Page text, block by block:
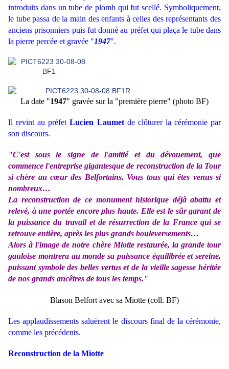
introduits dans un tube de plomb qui fut scellé. Symboliquement,
le tube passa de la main des enfants à celles des représentants des
anciens prisonniers puis fut donné au préfet qui plaça le tube dans
la pierre percée et gravée "1947".
La date "1947" gravée sur la "première pierre" (photo BF)
Il revint au préfetLucien Laumetde clôturer la cérémonie par
son discours.
"C'est sous le signe de l'amitié et du dévouement, que
commence l'entreprise gigantesque de reconstruction de la Tour
si chère au cœur des Belfortains. Vous tous qui êtes venus si
nombreux…
La reconstruction de ce monument historique déjà abattu et
relevé, à une portée encore plus haute. Elle est le sûr garant de
la puissance du travail et de résurrection de la France qui se
retrouve entière, après les plus grands bouleversements…
Alors à l'image de notre chère Miotte restaurée, la grande tour
gauloise montrera au monde sa puissance équilibrée et sereine,
puissant symbole des belles vertus et de la vieille sagesse héritée
de nos grands ancêtres de tous les temps."
Blason Belfort avec sa Miotte (coll. BF)
Les applaudissements saluèrent le discours final de la cérémonie,
comme les précédents.
Reconstruction de la Miotte